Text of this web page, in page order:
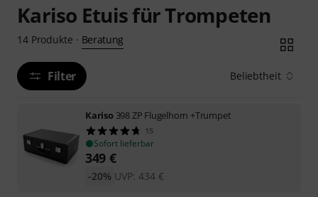
Kariso Etuis für Trompeten
14 Produkte · Beratung
Filter Beliebtheit
Kariso 398 ZP Flugelhorn +Trumpet
15
Sofort lieferbar
349 €
UVP: 434 €
-20%